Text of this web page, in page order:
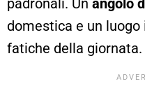
padronali. Un angolo
domestica e un
fatiche della giornata.